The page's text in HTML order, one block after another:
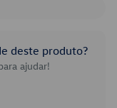
deste produto?
ajudar!